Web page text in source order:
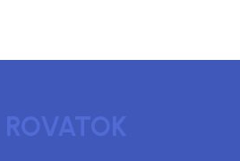
ROVATOK